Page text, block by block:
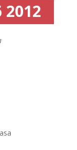
2012